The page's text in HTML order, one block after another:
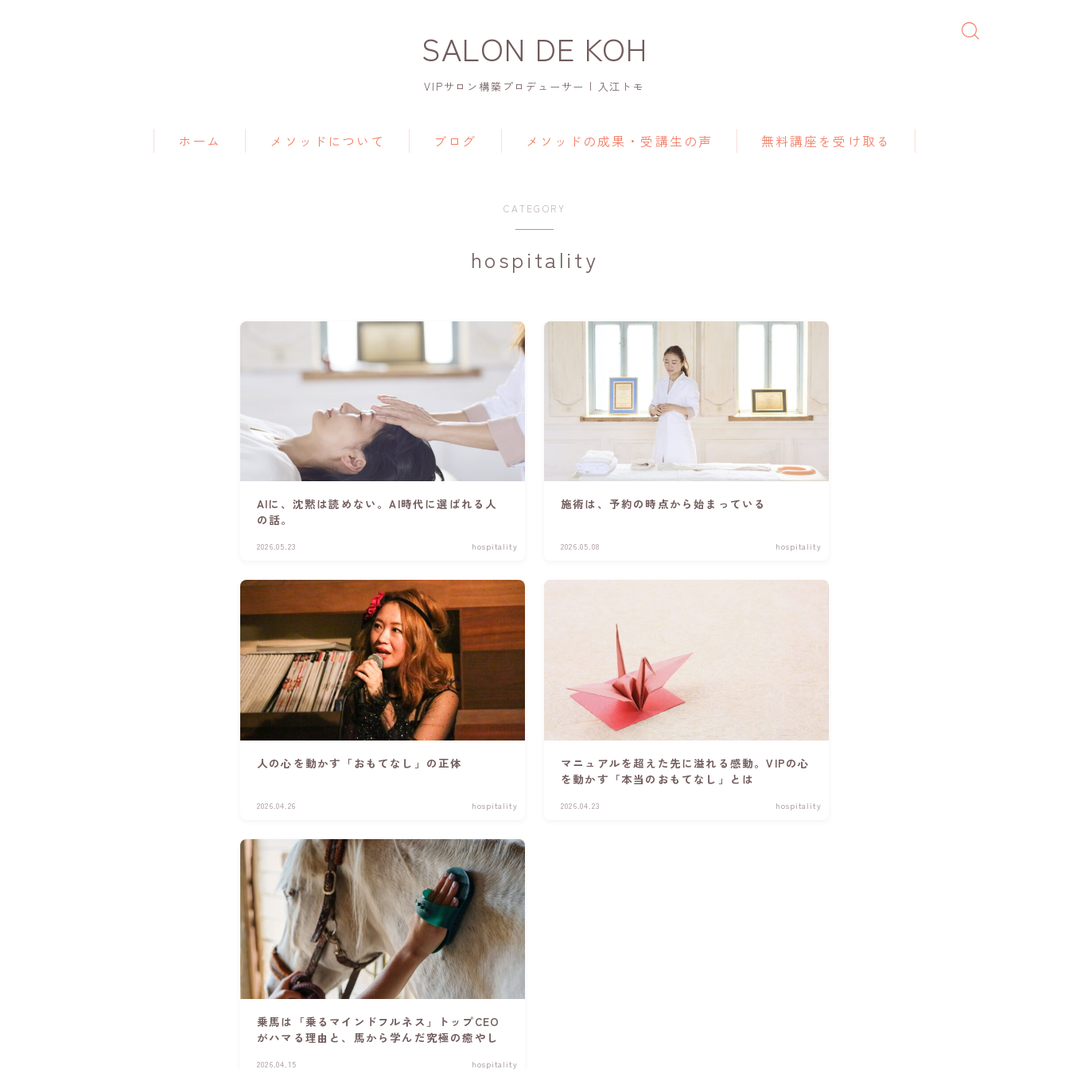
SALON DE KOH
VIPサロン構築プロデューサー | 入江トモ
ホーム メソッドについて ブログ メソッドの成果・受講生の声 無料講座を受け取る
CATEGORY
hospitality
AIに、沈黙は読めない。AI時代に選ばれる人
の話。
2026.05.23 hospitality
施術は、予約の時点から始まっている
2026.05.08 hospitality
人の心を動かす「おもてなし」の正体
2026.04.26 hospitality
マニュアルを超えた先に溢れる感動。VIPの心
を動かす「本当のおもてなし」とは
2026.04.23 hospitality
乗馬は「乗るマインドフルネス」トップCEO
がハマる理由と、馬から学んだ究極の癒やし
2026.04.15 hospitality